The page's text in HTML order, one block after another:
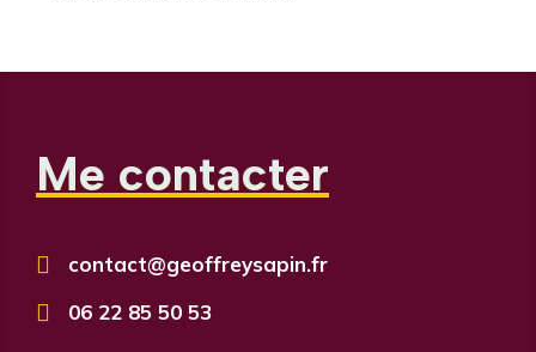
Me contacter
 contact@geoffreysapin.fr
 06 22 85 50 53